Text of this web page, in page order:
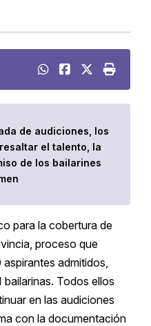
de audiciones, los
el talento, la
de los bailarines
para la cobertura de
proceso que
admitidos,
bailarinas. Todos ellos
en las audiciones
con la documentación